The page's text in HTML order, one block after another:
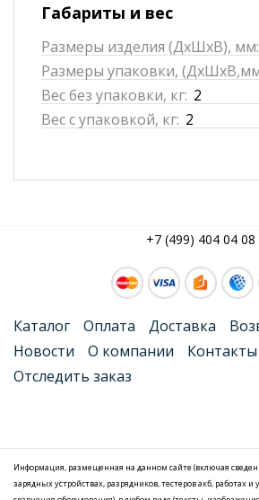
Габариты и вес
Размеры изделия (ДхШхВ),
Размеры упаковки,
Вес без упаковки, кг: 2
Вес с упаковкой, кг: 2
+7 (499) 404 04 08
Каталог Оплата Доставка
Новости
О компании
Контакты
Отследить заказ
Информация, размещенная на данном сайте (включая
зарядных устройствах, разрядников, тестеров акб, работах и